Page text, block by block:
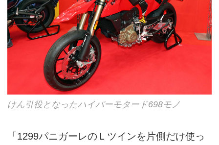
けん引役となったハイパーモタード698モノ
「1299パニガーレのＬツインを片側だけ使っ